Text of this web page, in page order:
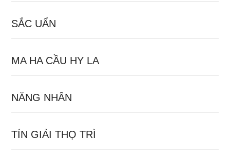
SẮC UẨN
MA HA CẦU HY LA
NĂNG NHÂN
TÍN GIẢI THỌ TRÌ